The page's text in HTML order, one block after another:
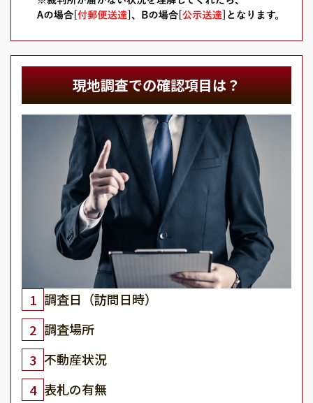
現地調査での確認項目は？
1 調査日（訪問日時）
2 調査場所
3 不動産状況
4 表札の有無